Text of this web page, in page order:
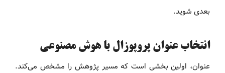
بعدی شوید.
انتخاب عنوان پروپوزال با هوش مصنوعی
عنوان، اولین بخشی است که مسیر پژوهش را مشخص می‌کند.